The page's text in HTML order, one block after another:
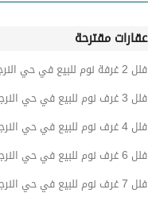
عقارات مقترحة
فلل 2 غرفة نوم للبيع في حي النرجس
فلل 3 غرف نوم للبيع في حي النرجس
فلل 4 غرف نوم للبيع في حي النرجس
فلل 6 غرف نوم للبيع في حي النرجس
فلل 7 غرف نوم للبيع في حي النرجس